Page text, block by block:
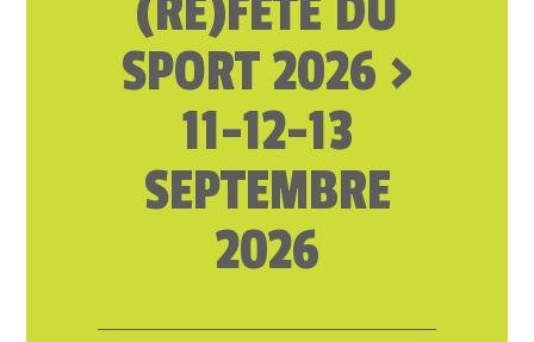
SPORT 2026 >
11-12-13
SEPTEMBRE
2026